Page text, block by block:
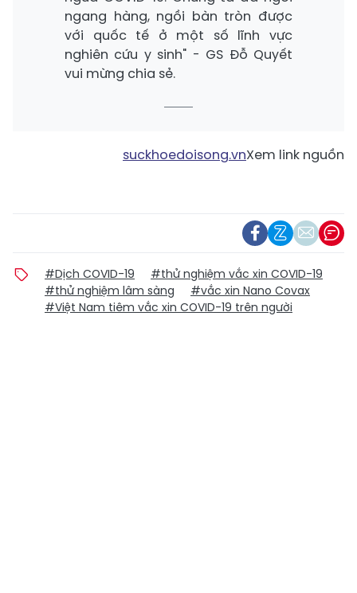
ngang hàng, ngồi bàn tròn được
với quốc tế ở một số lĩnh vực
nghiên cứu y sinh" - GS Đỗ Quyết
vui mừng chia sẻ.
suckhoedoisong.vnXem link nguồn
#Dịch COVID-19
#thử nghiệm vắc xin COVID-19
#thử nghiệm lâm sàng
#vắc xin Nano Covax
#Việt Nam tiêm vắc xin COVID-19 trên người